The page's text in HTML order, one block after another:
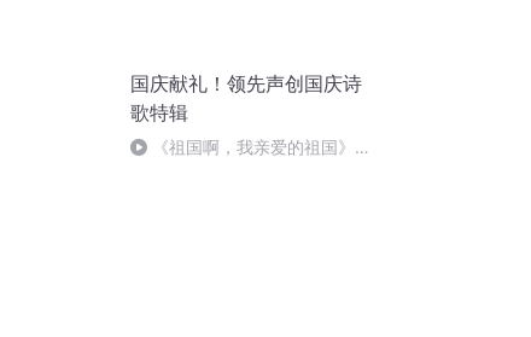
国庆献礼！领先声创国庆诗
歌特辑
《祖国啊，我亲爱的祖国》温